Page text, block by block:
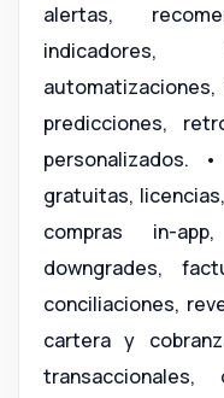
alertas,
indicadores,
predicciones,
personalizados.
gratuitas,
compras in-
downgrades,
conciliaciones,
cartera y